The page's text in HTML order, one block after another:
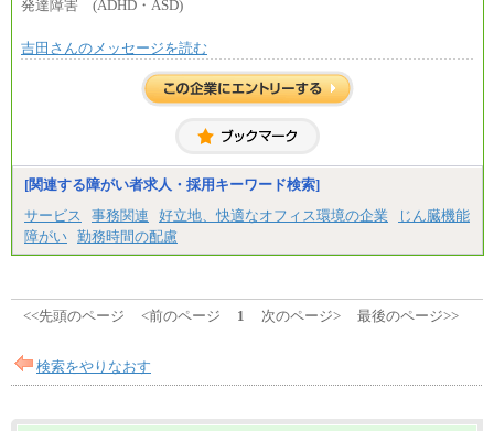
月給：25万3,400円～
※20時間を超過した場合は別途支給
中途：
(1)(2)月給：25万3400円～28万5900円
※20時間を超過した場合は別途支給
※試用期間中も給与に変更はございません
発達障害 (ADHD・ASD)
吉田さんのメッセージを読む
[関連する障がい者求人・採用キーワード検索]
サービス
事務関連 好立地、快適なオフィス環境の企業
じん臓機能
障がい 勤務時間の配慮
<<先頭のページ <前のページ 1 次のページ> 最後のページ>>
検索をやりなおす